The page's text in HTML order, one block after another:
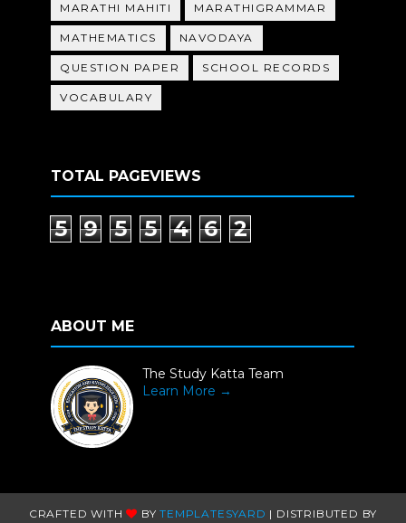
MARATHI MAHITI MARATHIGRAMMAR
MATHEMATICS NAVODAYA
QUESTION PAPER SCHOOL RECORDS
VOCABULARY
TOTAL PAGEVIEWS
5 9 5 5 4 6 2
ABOUT ME
The Study Katta Team
Learn More →
CRAFTED WITH BYTEMPLATESYARD | DISTRIBUTED BY